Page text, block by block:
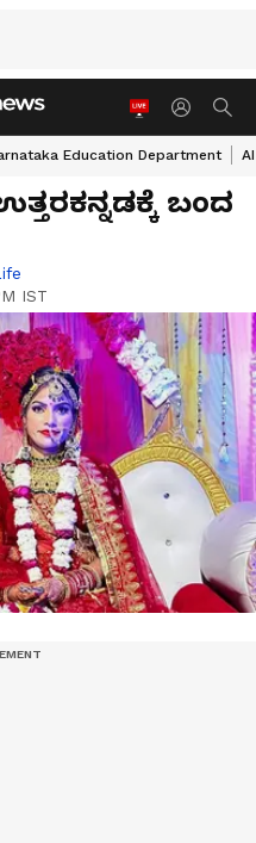
Education Department
ಬಂದ
IST